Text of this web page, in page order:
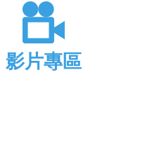
影片專區